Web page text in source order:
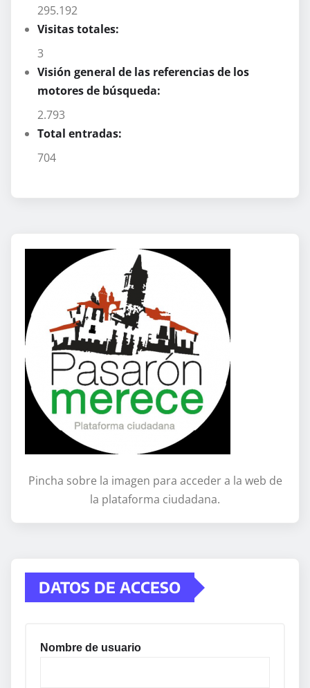
295.192
Visitas totales:
3
Visión general de las referencias de los
motores de búsqueda:
2.793
Total entradas:
704
Pincha sobre la imagen para acceder a la web de
la plataforma ciudadana.
DATOS DE ACCESO
Nombre de usuario